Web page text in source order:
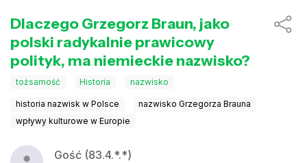
Dlaczego Grzegorz Braun, jako
polski radykalnie prawicowy
polityk, ma niemieckie nazwisko?
tożsamość Historia nazwisko
historia nazwisk w Polsce
nazwisko Grzegorza Brauna
wpływy kulturowe w Europie
Gość (83.4.*.*)